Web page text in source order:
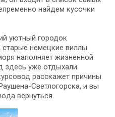
найдем кусочки
уютный городок
старые немецкие виллы
наполняет жизненной
здесь уже отдыхали
расскажет причины
Светлогорска, и вы
вернуться.